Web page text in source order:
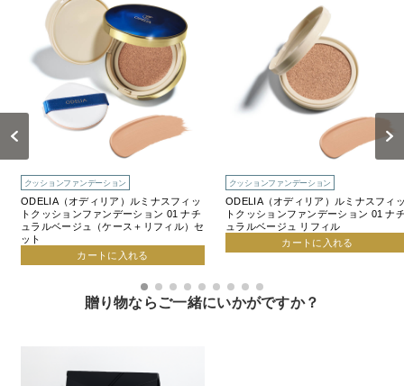
クッションファンデーション
ODELIA（オディリア）ルミナスフィッ
トクッションファンデーション 01 ナチ
ュラルベージュ（ケース＋リフィル）セ
ット
カートに入れる
クッションファンデーション
ODELIA（オディリア）ルミナスフィ
トクッションファンデーション 01 ナ
ュラルベージュ リフィル
カートに入れる
Next
贈り物ならご一緒にいかがですか？